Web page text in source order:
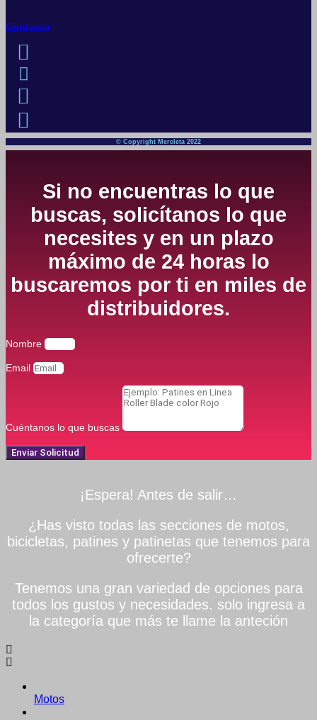
Contacto
© Copyright Mercleta 2022
Si no encuentras lo que
buscas, solicítanos lo que
necesites y en un plazo
máximo de 24 horas lo
buscaremos por ti en miles de
distribuidores.
Nombre
Email
Cuéntanos lo que buscas
Enviar Solicitud
¡Espera! Antes de salir…
¿Has visto todas las secciones de motos,
bicicletas, patines y patinetas que tenemos para
ofrecerte?
Tenemos una gran variedad de opciones para
todos los gustos y necesidades. solo ingresa a
la categoría que más te llame la anteción
Motos